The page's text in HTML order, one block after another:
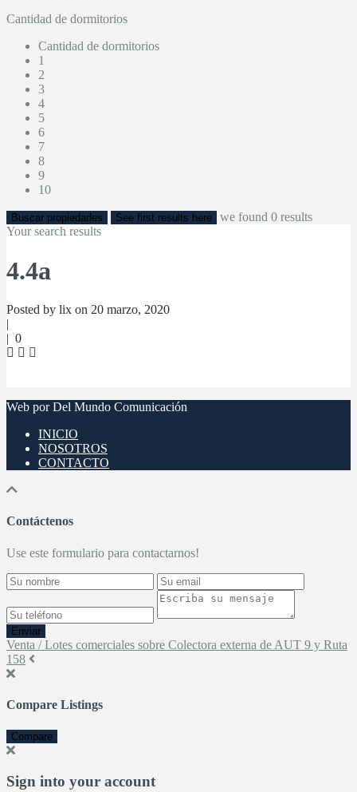
Cantidad de dormitorios
Cantidad de dormitorios
1
2
3
4
5
6
7
8
9
10
Buscar propiedades See first results here we found 0 results
Your search results
4.4a
Posted by lix on 20 marzo, 2020
|
| 0
Web por Del Mundo Comunicación
INICIO
NOSOTROS
CONTACTO
Contáctenos
Use este formulario para contactarnos!
Enviar
Venta / Lotes comerciales sobre Colectora externa de AUT 9 y Ruta
158
Compare Listings
Compare
Sign into your account